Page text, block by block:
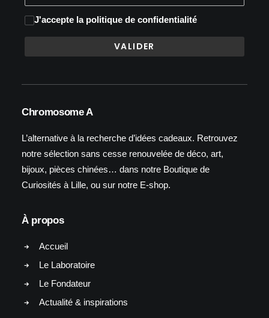
J'accepte la politique de confidentialité
Chromosome A
L’alternative à la recherche d’idées cadeaux. Retrouvez
notre sélection sans cesse renouvelée de déco, art,
bijoux, pièces chinées… dans notre Boutique de
Curiosités à Lille, ou sur notre E-shop.
À propos
Accueil
Le Laboratoire
Le Fondateur
Actualité & inspirations